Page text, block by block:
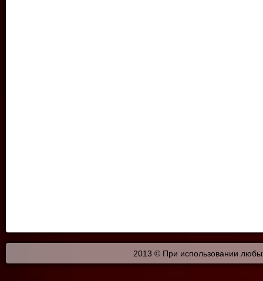
2013 © При использовании